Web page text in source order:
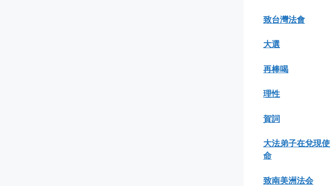
致台灣法會
大選
再棒喝
理性
賀詞
大法弟子在兌現使
命
致南美洲法会